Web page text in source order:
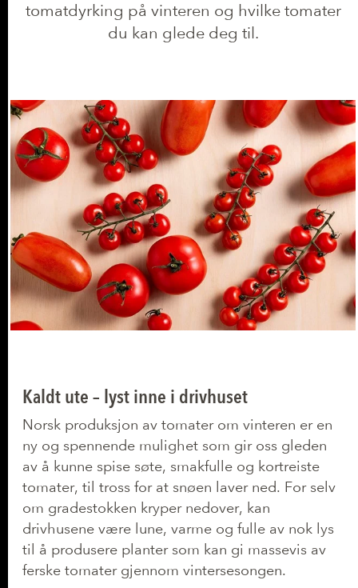
tomatdyrking på vinteren og hvilke tomater
du kan glede deg til.
Kaldt ute – lyst inne i drivhuset
Norsk produksjon av tomater om vinteren er en
ny og spennende mulighet som gir oss gleden
av å kunne spise søte, smakfulle og kortreiste
tomater, til tross for at snøen laver ned. For selv
om gradestokken kryper nedover, kan
drivhusene være lune, varme og fulle av nok lys
til å produsere planter som kan gi massevis av
ferske tomater gjennom vintersesongen.